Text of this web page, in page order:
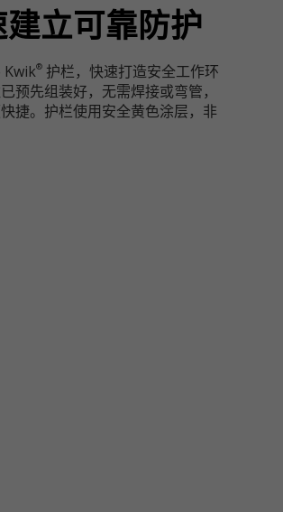
立可靠防护
Kwik® 护栏，快速打造安全工作环
预先组装好，无需焊接或弯管，
捷。护栏使用安全黄色涂层，非